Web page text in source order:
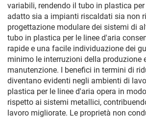
variabili, rendendo il tubo in plastica
adatto sia a impianti riscaldati sia non
progettazione modulare dei sistemi di
tubo in plastica per le linee d'aria
rapide e una facile individuazione dei
minimo le interruzioni della produzione
manutenzione. I benefici in termini di
diventano evidenti negli ambienti di
plastica per le linee d'aria opera in
rispetto ai sistemi metallici,
lavoro migliorate. Le proprietà non